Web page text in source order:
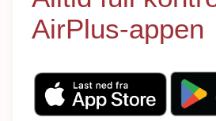
AirPlus-appen